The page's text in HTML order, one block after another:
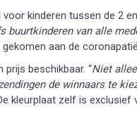
kinderen tussen de 2 en
van alle
aan de
beschikbaar. “Niet
de winnaars te
kleurplaat zelf is exclusief